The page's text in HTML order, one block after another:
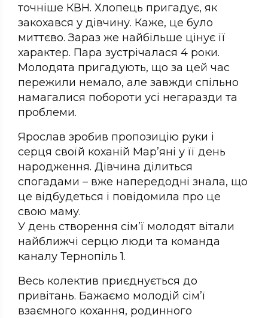
точніше КВН. Хлопець пригадує, як
закохався у дівчину. Каже, це було
миттєво. Зараз же найбільше цінує її
характер. Пара зустрічалася 4 роки.
Молодята пригадують, що за цей час
пережили немало, але завжди спільно
намагалися побороти усі негаразди та
проблеми.
Ярослав зробив пропозицію руки і
серця своїй коханій Мар’яні у її день
народження. Дівчина ділиться
спогадами – вже напередодні знала, що
це відбудеться і повідомила про це
свою маму.
У день створення сім’ї молодят вітали
найближчі серцю люди та команда
каналу Тернопіль 1.
Весь колектив приєднується до
привітань. Бажаємо молодій сім’ї
взаємного кохання, родинного